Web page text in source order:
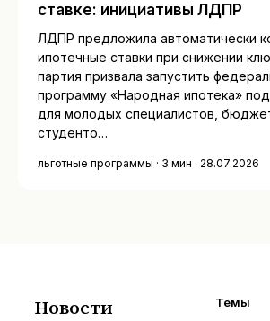
ставке: инициативы ЛДПР
ЛДПР предложила автоматически
ипотечные ставки при снижении
партия призвала запустить
программу «Народная ипотека»
для молодых специалистов,
студенто…
льготные программы · 3 мин · 28.07.2026
Новости
Темы